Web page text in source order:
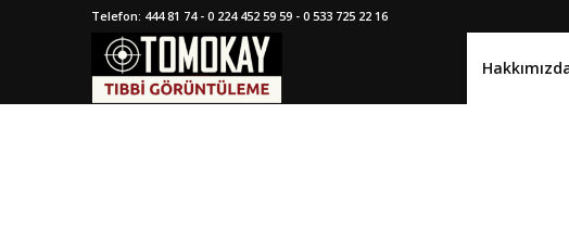
Telefon: 444 81 74 - 0 224 452 59 59 - 0 533 725 22 16